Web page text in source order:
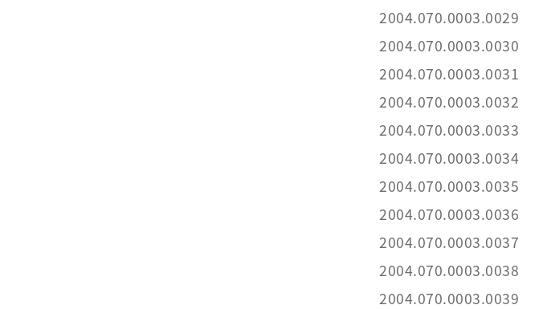
2004.070.0003.0029
2004.070.0003.0030
2004.070.0003.0031
2004.070.0003.0032
2004.070.0003.0033
2004.070.0003.0034
2004.070.0003.0035
2004.070.0003.0036
2004.070.0003.0037
2004.070.0003.0038
2004.070.0003.0039